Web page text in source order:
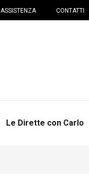
ASSISTENZA CONTATTI
Le Dirette con Carlo